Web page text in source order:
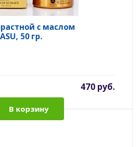
с маслом
50 гр.
470 руб.
В корзину